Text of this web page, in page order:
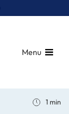
Menu
1 min